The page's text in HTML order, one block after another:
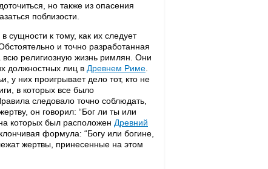
но также из опасения
поблизости.
сущности к тому, как их следует
и точно разработанная
религиозную жизнь римлян. Они
должностных лиц в Древнем Риме
у них проигрывает дело тот, кто не
в которых все было
следовало точно соблюдать,
он говорил: “Бог ли ты или
которых был расположен Древний
формула: “Богу или богине,
жертвы, принесенные на этом